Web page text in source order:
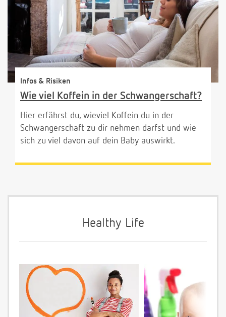
Infos & Risiken
Wie viel Koffein in der Schwangerschaft?
Hier erfährst du, wieviel Koffein du in der
Schwangerschaft zu dir nehmen darfst und wie
sich zu viel davon auf dein Baby auswirkt.
Healthy Life